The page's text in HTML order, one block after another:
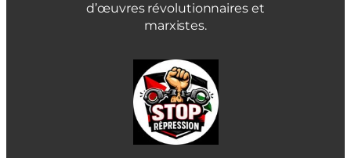
d’œuvres révolutionnaires et
marxistes.